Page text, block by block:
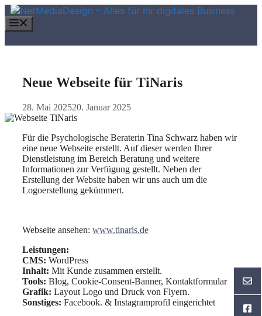
Zum
Inhalt
springen
Neue Webseite für TiNaris
28. Mai 202520. Januar 2025
Für die Psychologische Beraterin Tina Schwarz haben wir
eine neue Webseite erstellt. Auf dieser werden Ihrer
Dienstleistung im Bereich Beratung und weitere
Informationen zur Verfügung gestellt. Neben der
Erstellung der Website haben wir uns auch um die
Logoerstellung gekümmert.
Webseite ansehen: www.tinaris.de
Leistungen:
CMS: WordPress
Inhalt: Mit Kunde zusammen erstellt.
Tools: Blog, Cookie-Consent-Banner, Kontaktformular
Grafik: Layout Logo und Druck von Flyern.
Sonstiges: Facebook. & Instagramprofil eingerichtet